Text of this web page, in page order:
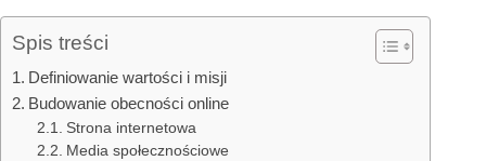
Spis treści
Definiowanie wartości i misji
Budowanie obecności online
Strona internetowa
Media społecznościowe